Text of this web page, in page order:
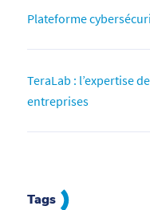
Plateforme
TeraLab : l’expertise
entreprises
Tags